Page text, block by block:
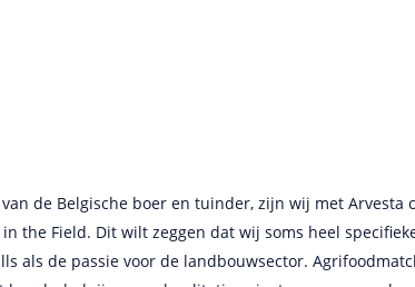
de Belgische boer en tuinder, zijn wij met Arvesta
the Field. Dit wilt zeggen dat wij soms heel
als de passie voor de landbouwsector.
regelmatig gebruik van AgriFoodMatch om de juiste
op deze jobsite in combinatie met onze
combinatie. Door op AgriFoodMatch aanwezig
te vinden. In België is AgriFoodMatch de
is altijd goed. Ik vind het leuk dat ik
job kan plaatsen. Ik zou zeggen dat alles goed